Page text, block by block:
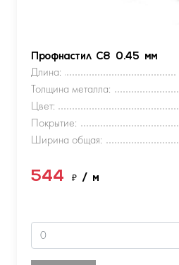
Профнастил С8 0.45 мм
Длина:
Толщина металла:
Цвет:
Покрытие:
Ширина общая:
544 ₽ / м